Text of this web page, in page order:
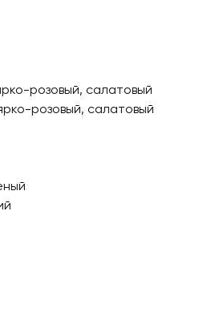
розовый, салатовый
розовый, салатовый